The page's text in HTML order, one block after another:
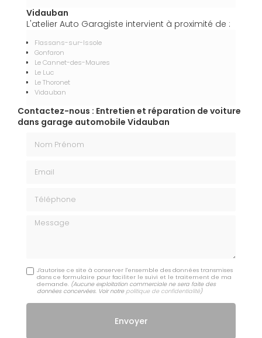
Vidauban
L'atelier Auto Garagiste intervient à proximité de :
Flassans-sur-Issole
Gonfaron
Le Cannet-des-Maures
Le Luc
Le Thoronet
Vidauban
Contactez-nous : Entretien et réparation de voiture
dans garage automobile Vidauban
Message
J'autorise ce site à conserver l'ensemble des données transmises
dans ce formulaire pour faciliter le suivi et le traitement de ma
demande. (Aucune exploitation commerciale ne sera faite des
données concervées. Voir notre politique de confidentialité)